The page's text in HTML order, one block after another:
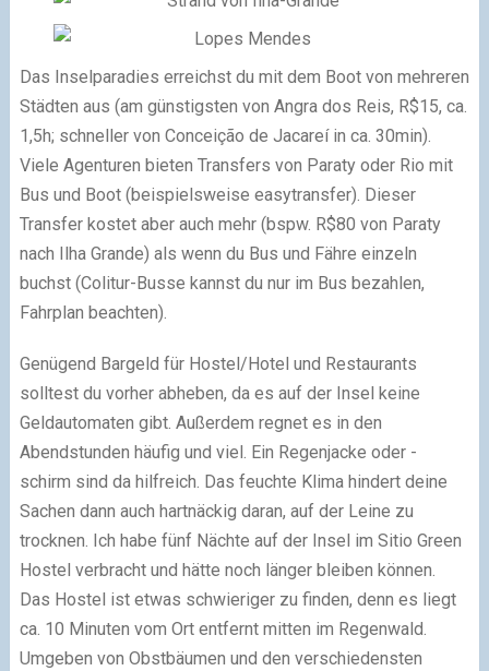
Das Inselparadies erreichst du mit dem Boot von mehreren
Städten aus (am günstigsten von Angra dos Reis, R$15, ca.
1,5h; schneller von Conceição de Jacareí in ca. 30min).
Viele Agenturen bieten Transfers von Paraty oder Rio mit
Bus und Boot (beispielsweise easytransfer). Dieser
Transfer kostet aber auch mehr (bspw. R$80 von Paraty
nach Ilha Grande) als wenn du Bus und Fähre einzeln
buchst (Colitur-Busse kannst du nur im Bus bezahlen,
Fahrplan beachten).
Genügend Bargeld für Hostel/Hotel und Restaurants
solltest du vorher abheben, da es auf der Insel keine
Geldautomaten gibt. Außerdem regnet es in den
Abendstunden häufig und viel. Ein Regenjacke oder -
schirm sind da hilfreich. Das feuchte Klima hindert deine
Sachen dann auch hartnäckig daran, auf der Leine zu
trocknen. Ich habe fünf Nächte auf der Insel im Sitio Green
Hostel verbracht und hätte noch länger bleiben können.
Das Hostel ist etwas schwieriger zu finden, denn es liegt
ca. 10 Minuten vom Ort entfernt mitten im Regenwald.
Umgeben von Obstbäumen und den verschiedensten